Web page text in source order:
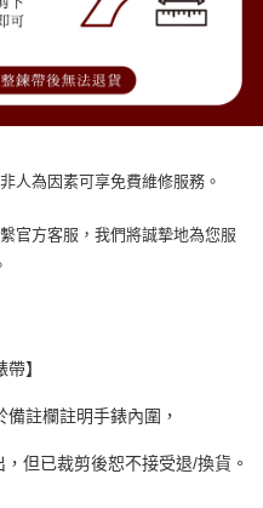
人為因素可享免費維修服務。
官方客服，我們將誠摯地為您服
帶】
註欄註明手錶內圍，
但已裁剪後恕不接受退/換貨。